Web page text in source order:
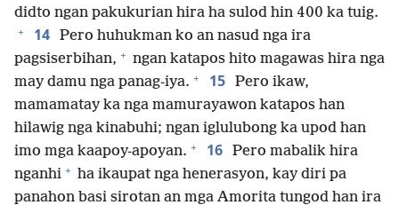
didto ngan pakukurian hira ha sulod hin 400 ka tuig.
+ 14 Pero huhukman ko an nasud nga ira
pagsiserbihan, + ngan katapos hito magawas hira nga
may damu nga panag-iya. + 15 Pero ikaw,
mamamatay ka nga mamurayawon katapos han
hilawig nga kinabuhi; ngan iglulubong ka upod han
imo mga kaapoy-apoyan. + 16 Pero mabalik hira
nganhi + ha ikaupat nga henerasyon, kay diri pa
panahon basi sirotan an mga Amorita tungod han ira